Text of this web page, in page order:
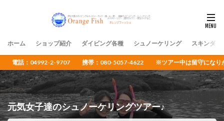
ホーム ショップ紹介 ダイビング各種 シュノーケリング スキンダイ
電話：04992-2-9707 携帯：080-5057-4622 ※ツアー中は留守になりがち
元気女子達のシュノーケリングツアー♪